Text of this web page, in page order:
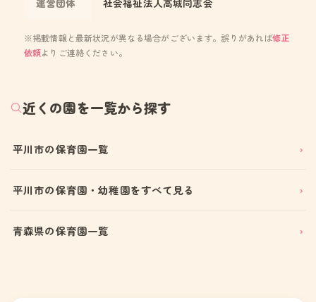
運営団体 社会福祉法人高城同志会
※掲載情報と最新状況が異なる場合がございます。誤りがあれば修正
依頼よりご連絡ください。
近くの園を一覧から探す
平川市の保育園一覧
平川市の保育園・幼稚園をすべて見る
青森県の保育園一覧